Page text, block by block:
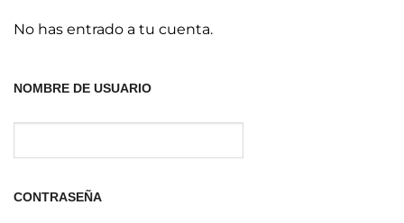
No has entrado a tu cuenta.
NOMBRE DE USUARIO
CONTRASEÑA